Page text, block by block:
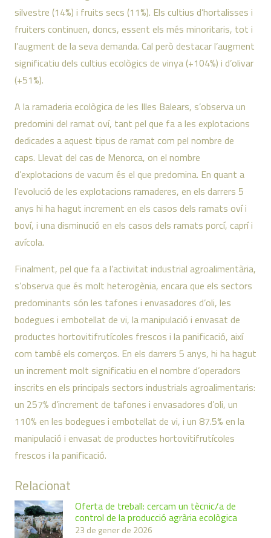
silvestre (14%) i fruits secs (11%). Els cultius d’hortalisses i
fruiters continuen, doncs, essent els més minoritaris, tot i
l’augment de la seva demanda. Cal però destacar l’augment
significatiu dels cultius ecològics de vinya (+104%) i d’olivar
(+51%).
A la ramaderia ecològica de les Illes Balears, s’observa un
predomini del ramat oví, tant pel que fa a les explotacions
dedicades a aquest tipus de ramat com pel nombre de
caps. Llevat del cas de Menorca, on el nombre
d’explotacions de vacum és el que predomina. En quant a
l’evolució de les explotacions ramaderes, en els darrers 5
anys hi ha hagut increment en els casos dels ramats oví i
boví, i una disminució en els casos dels ramats porcí, caprí i
avícola.
Finalment, pel que fa a l’activitat industrial agroalimentària,
s’observa que és molt heterogènia, encara que els sectors
predominants són les tafones i envasadores d’oli, les
bodegues i embotellat de vi, la manipulació i envasat de
productes hortovitifrutícoles frescos i la panificació, així
com també els comerços. En els darrers 5 anys, hi ha hagut
un increment molt significatiu en el nombre d’operadors
inscrits en els principals sectors industrials agroalimentaris:
un 257% d’increment de tafones i envasadores d’oli, un
110% en les bodegues i embotellat de vi, i un 87.5% en la
manipulació i envasat de productes hortovitifrutícoles
frescos i la panificació.
Relacionat
Oferta de treball: cercam un tècnic/a de
control de la producció agrària ecològica
23 de gener de 2026